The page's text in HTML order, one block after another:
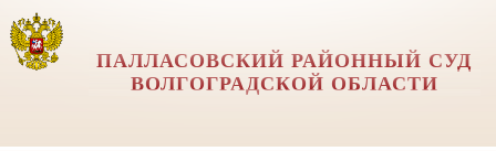
ПАЛЛАСОВСКИЙ РАЙОННЫЙ СУД
ВОЛГОГРАДСКОЙ ОБЛАСТИ